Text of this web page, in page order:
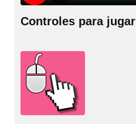
Controles para jugar